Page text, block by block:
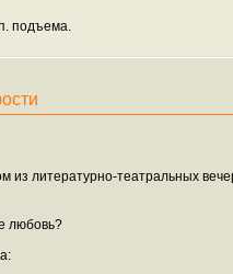
подъема.
из литературно-театральных
любовь?